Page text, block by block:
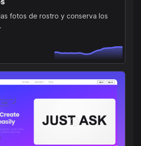
fotos de rostro y conserva los